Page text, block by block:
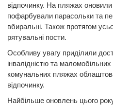
відпочинку. На пляжах оновили
пофарбували парасольки та
вбиральні. Також протягом
рятувальні пости.
Особливу увагу приділили
інвалідністю та
комунальних пляжах
відпочинку.
Найбільше оновлень цього